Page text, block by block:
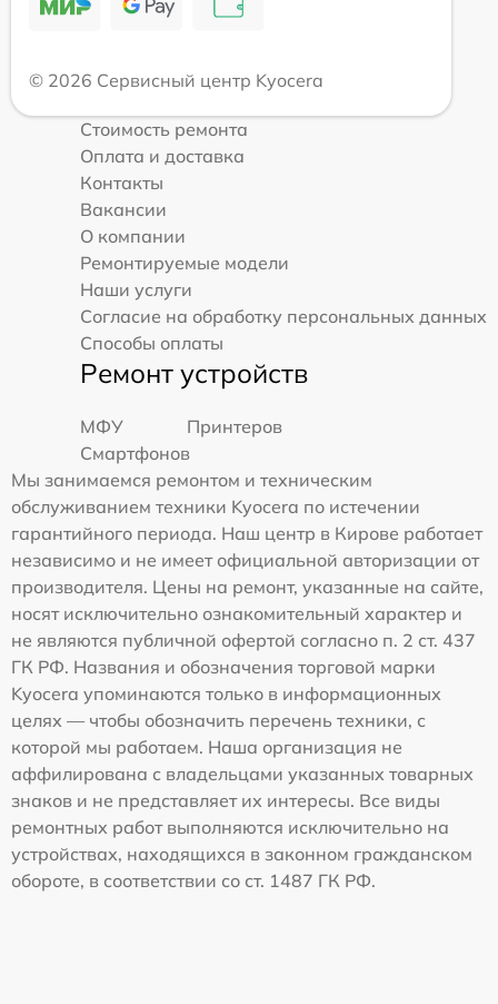
© 2026 Сервисный центр Kyocera
Стоимость ремонта
Оплата и доставка
Контакты
Вакансии
О компании
Ремонтируемые модели
Наши услуги
Согласие на обработку персональных данных
Способы оплаты
Ремонт устройств
МФУ
Принтеров
Смартфонов
Мы занимаемся ремонтом и техническим
обслуживанием техники Kyocera по истечении
гарантийного периода. Наш центр в Кирове работает
независимо и не имеет официальной авторизации от
производителя. Цены на ремонт, указанные на сайте,
носят исключительно ознакомительный характер и
не являются публичной офертой согласно п. 2 ст. 437
ГК РФ. Названия и обозначения торговой марки
Kyocera упоминаются только в информационных
целях — чтобы обозначить перечень техники, с
которой мы работаем. Наша организация не
аффилирована с владельцами указанных товарных
знаков и не представляет их интересы. Все виды
ремонтных работ выполняются исключительно на
устройствах, находящихся в законном гражданском
обороте, в соответствии со ст. 1487 ГК РФ.